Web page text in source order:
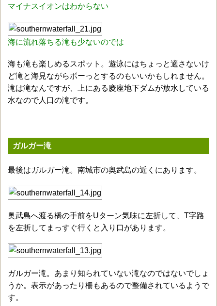
マイナスイオンはわからない
海に流れ落ちる滝も少ないのでは
海も滝も楽しめるスポット。遊泳にはちょっと適さないけ
ど滝と海見ながらボーっとするのもいいかもしれません。
滝は滝なんですが、上にある慶座地下ダムが放水している
水なので人口の滝です。
ガルガー滝
最後はガルガー滝。南城市の奥武島の近くにあります。
奥武島へ渡る橋の手前をUターン気味に左折して、T字路
を左折してまっすぐ行くと入り口があります。
ガルガー滝。あまり知られていない滝なのではないでしょ
うか。表示があったり柵もあるので整備されているようで
す。